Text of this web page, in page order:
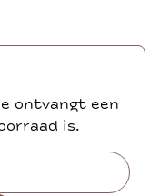
ontvangt een
is.